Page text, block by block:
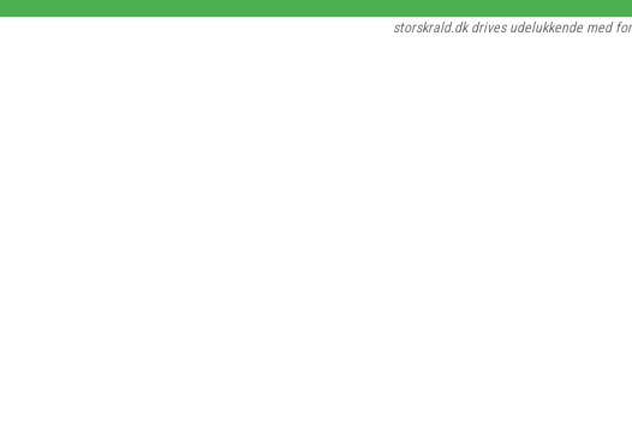
storskrald.dk drives udelukkende med